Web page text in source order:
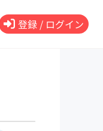
登録 / ログイン